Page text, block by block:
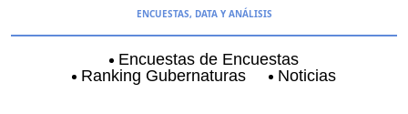
ENCUESTAS, DATA Y ANÁLISIS
Encuestas de Encuestas
Ranking Gubernaturas
Noticias